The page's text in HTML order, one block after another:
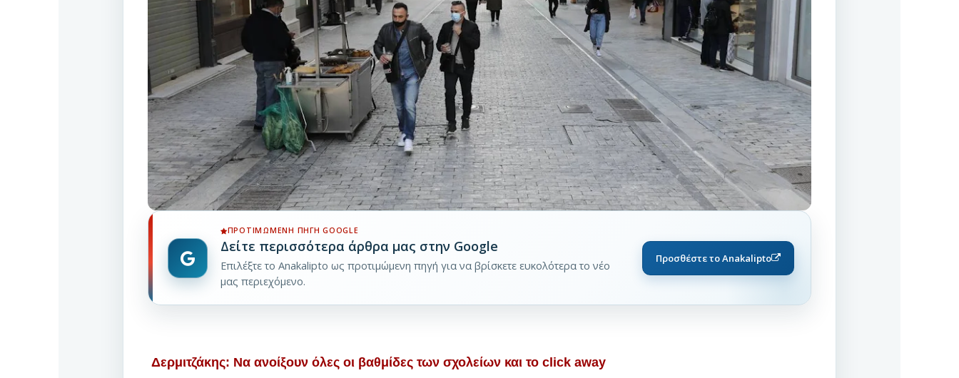
ΠΡΟΤΙΜΏΜΕΝΗ ΠΗΓΉ GOOGLE
Δείτε περισσότερα άρθρα μας στην Google
Επιλέξτε το Anakalipto ως προτιμώμενη πηγή για να βρίσκετε ευκολότερα το νέο
μας περιεχόμενο.
Προσθέστε το Anakalipto
Δερμιτζάκης: Να ανοίξουν όλες οι βαθμίδες των σχολείων και το click away